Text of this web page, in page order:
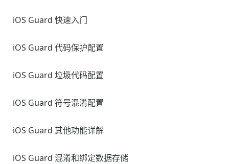
iOS Guard 快速入门
iOS Guard 代码保护配置
iOS Guard 垃圾代码配置
iOS Guard 符号混淆配置
iOS Guard 其他功能详解
iOS Guard 混淆和绑定数据存储